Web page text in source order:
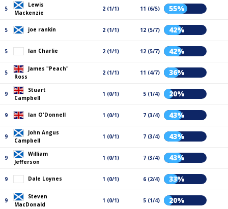
5
Lewis
Mackenzie
2 (1/1) 11 (6/5) 55%
5 joe rankin 2 (1/1) 12 (5/7) 42%
5 Ian Charlie 2 (1/1) 12 (5/7) 42%
5
James "Peach"
Ross
2 (1/1) 11 (4/7) 36%
9
Stuart
Campbell
1 (0/1) 5 (1/4) 20%
9 Ian O'Donnell 1 (0/1) 7 (3/4) 43%
9
John Angus
Campbell
1 (0/1) 7 (3/4) 43%
9
William
Jefferson
1 (0/1) 7 (3/4) 43%
9 Dale Loynes 1 (0/1) 6 (2/4) 33%
9
Steven
MacDonald
1 (0/1) 5 (1/4) 20%